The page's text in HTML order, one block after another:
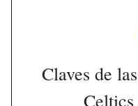
Claves de